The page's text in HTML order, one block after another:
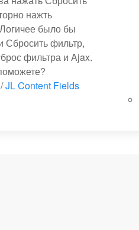
нажть
было бы
Сбросить фильтр,
фильтра и Ajax.
JL Content Fields